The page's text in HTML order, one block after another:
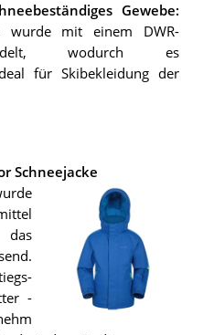
Gewebe:
wurde mit einem DWR-
wodurch es
für Skibekleidung der
Schneejacke
-